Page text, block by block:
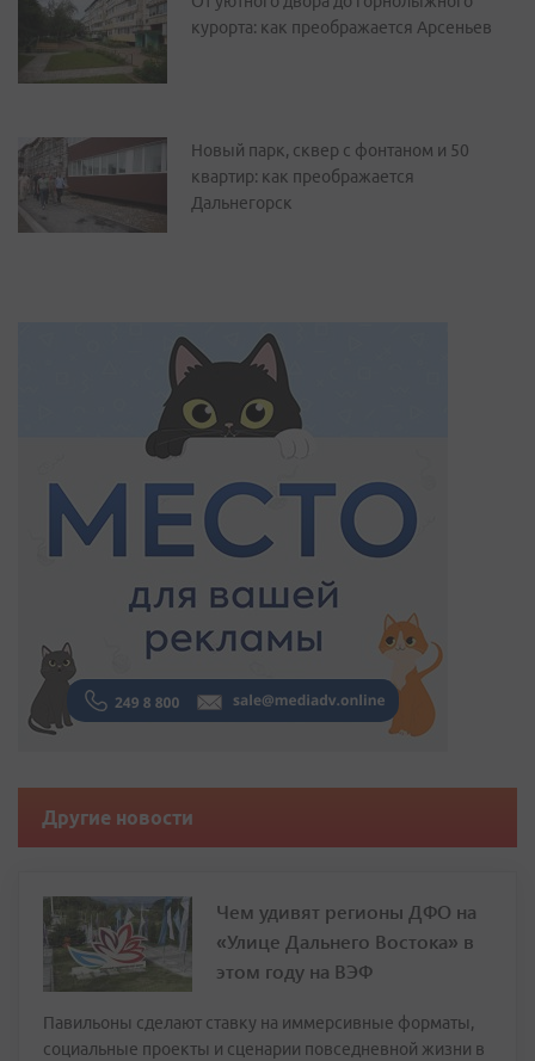
курорта: как преображается Арсеньев
Новый парк, сквер с фонтаном и 50
квартир: как преображается
Дальнегорск
Другие новости
Чем удивят регионы ДФО на
«Улице Дальнего Востока» в
этом году на ВЭФ
Павильоны сделают ставку на иммерсивные форматы,
социальные проекты и сценарии повседневной жизни в